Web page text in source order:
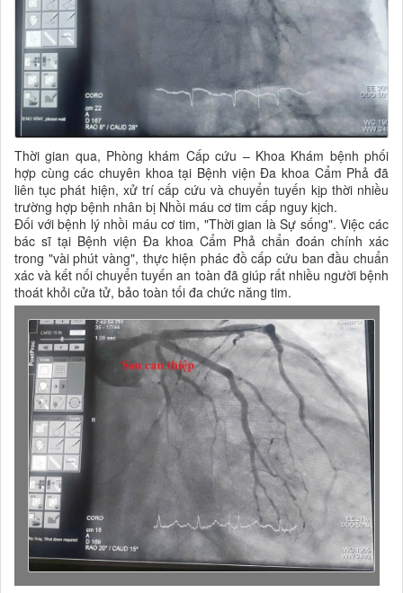
Thời gian qua, Phòng khám Cấp cứu – Khoa Khám bệnh phối
hợp cùng các chuyên khoa tại Bệnh viện Đa khoa Cẩm Phả đã
liên tục phát hiện, xử trí cấp cứu và chuyển tuyến kịp thời nhiều
trường hợp bệnh nhân bị Nhồi máu cơ tim cấp nguy kịch.
Đối với bệnh lý nhồi máu cơ tim, "Thời gian là Sự sống". Việc các
bác sĩ tại Bệnh viện Đa khoa Cẩm Phả chẩn đoán chính xác
trong "vài phút vàng", thực hiện phác đồ cấp cứu ban đầu chuẩn
xác và kết nối chuyển tuyến an toàn đã giúp rất nhiều người bệnh
thoát khỏi cửa tử, bảo toàn tối đa chức năng tim.